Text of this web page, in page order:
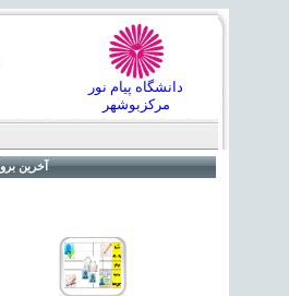
دانشگاه پیام نور
مركزبوشهر
آخرین